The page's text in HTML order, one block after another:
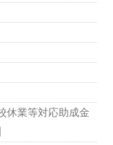
休業等対応助成金